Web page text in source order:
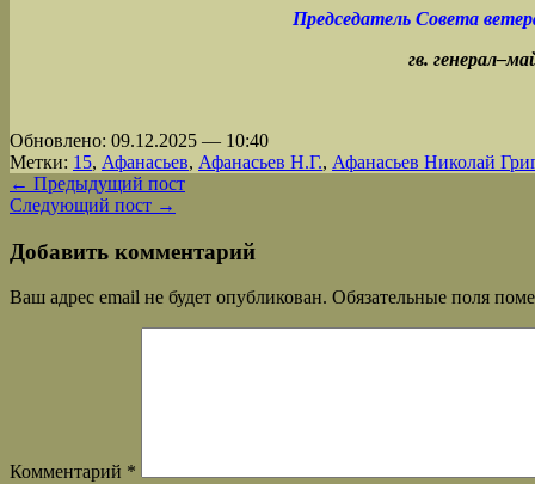
Председатель Совета
гв.
Обновлено: 09.12.2025 — 10:40
Метки: 15, Афанасьев, Афанасьев Н.Г., Афанасьев Николай
← Предыдущий пост
Следующий пост →
Добавить комментарий
Ваш адрес email не будет опубликован. Обязательные поля
Комментарий *